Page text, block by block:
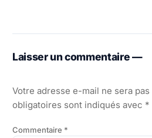
Laisser un commentaire —
Votre adresse e-mail ne sera
obligatoires sont indiqués avec *
Commentaire *